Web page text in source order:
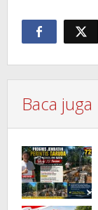
Baca juga